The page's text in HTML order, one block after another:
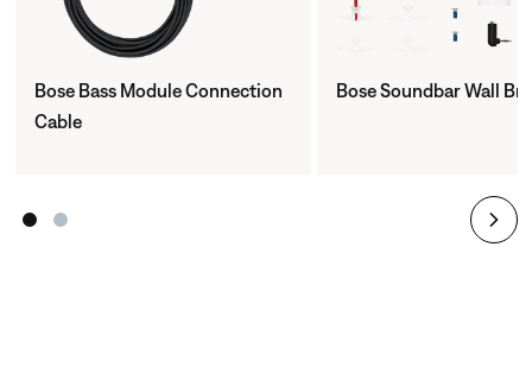
Bose Bass Module Connection
Cable
Bose Soundbar Wall